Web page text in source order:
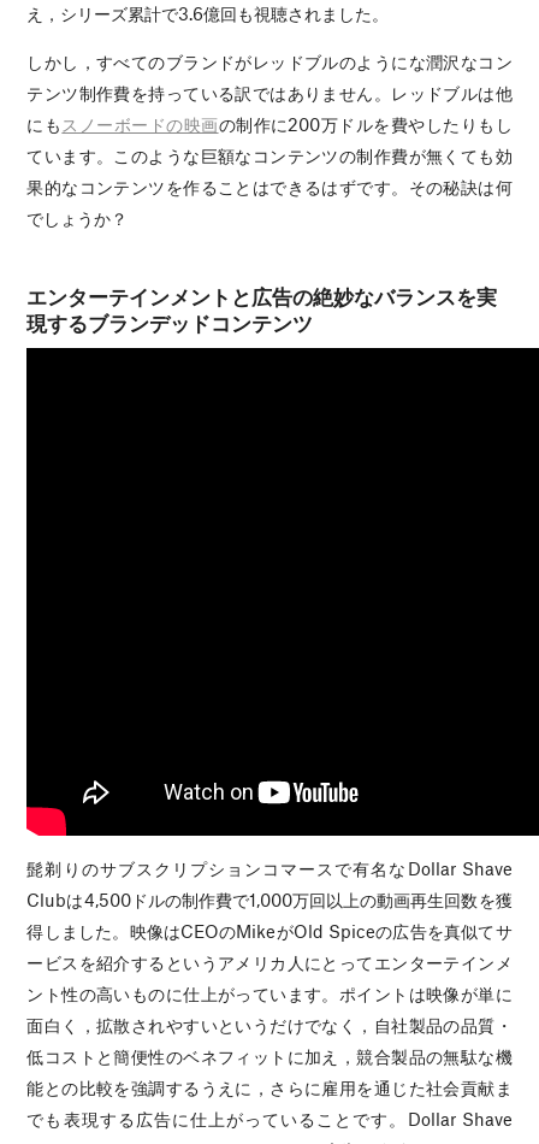
え，シリーズ累計で3.6億回も視聴されました。
しかし，すべてのブランドがレッドブルのようにな潤沢なコン
テンツ制作費を持っている訳ではありません。レッドブルは他
にも スノーボードの映画の制作に200万ドルを費やしたりもし
ています。このような巨額なコンテンツの制作費が無くても効
果的なコンテンツを作ることはできるはずです。その秘訣は何
でしょうか？
エンターテインメントと広告の絶妙なバランスを実
現するブランデッドコンテンツ
髭剃りのサブスクリプションコマースで有名なDollar Shave
Clubは4,500ドルの制作費で1,000万回以上の動画再生回数を獲
得しました。映像はCEOのMikeがOld Spiceの広告を真似てサ
ービスを紹介するというアメリカ人にとってエンターテインメ
ント性の高いものに仕上がっています。ポイントは映像が単に
面白く，拡散されやすいというだけでなく，自社製品の品質・
低コストと簡便性のベネフィットに加え，競合製品の無駄な機
能との比較を強調するうえに，さらに雇用を通じた社会貢献ま
でも表現する広告に仕上がっていることです。Dollar Shave